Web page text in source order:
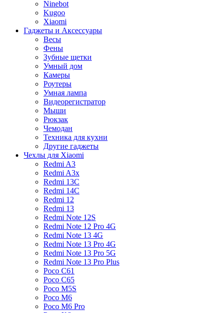
Ninebot
Kugoo
Xiaomi
Гаджеты и Аксессуары
Весы
Фены
Зубные щетки
Умный дом
Камеры
Роутеры
Умная лампа
Видеорегистратор
Мыши
Рюкзак
Чемодан
Техника для кухни
Другие гаджеты
Чехлы для Xiaomi
Redmi A3
Redmi A3x
Redmi 13C
Redmi 14C
Redmi 12
Redmi 13
Redmi Note 12S
Redmi Note 12 Pro 4G
Redmi Note 13 4G
Redmi Note 13 Pro 4G
Redmi Note 13 Pro 5G
Redmi Note 13 Pro Plus
Poco C61
Poco C65
Poco M5S
Poco M6
Poco M6 Pro